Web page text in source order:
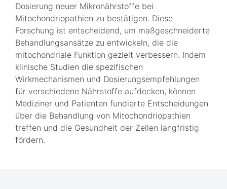
Dosierung neuer Mikronährstoffe bei
Mitochondriopathien zu bestätigen. Diese
Forschung ist entscheidend, um maßgeschneiderte
Behandlungsansätze zu entwickeln, die die
mitochondriale Funktion gezielt verbessern. Indem
klinische Studien die spezifischen
Wirkmechanismen und Dosierungsempfehlungen
für verschiedene Nährstoffe aufdecken, können
Mediziner und Patienten fundierte Entscheidungen
über die Behandlung von Mitochondriopathien
treffen und die Gesundheit der Zellen langfristig
fördern.